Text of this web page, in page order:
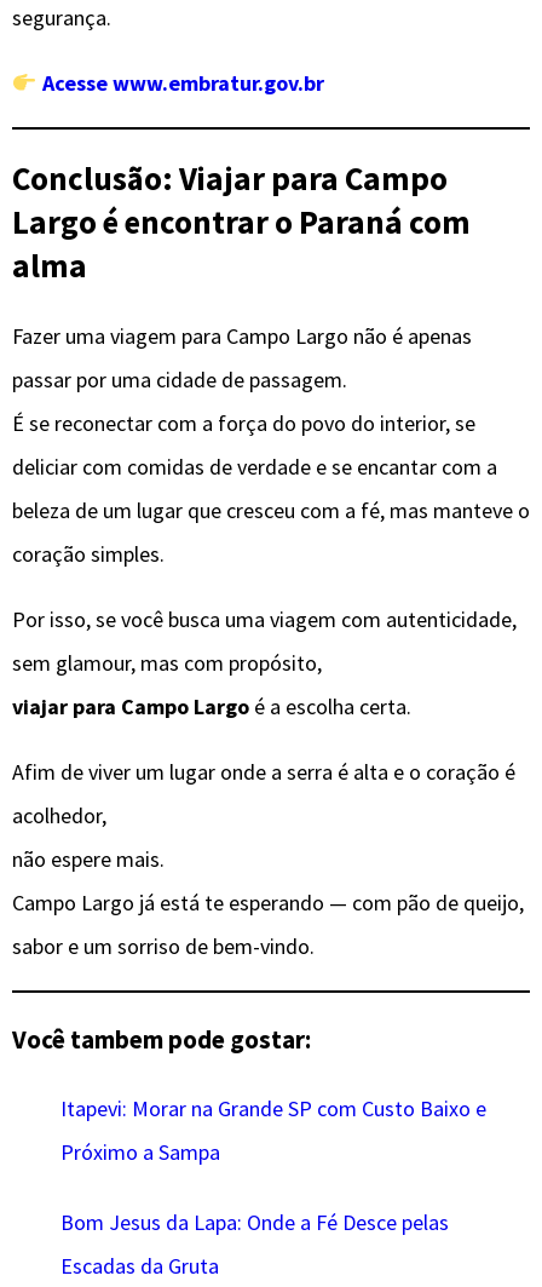
segurança.
Acesse www.embratur.gov.br
Conclusão: Viajar para Campo
Largo é encontrar o Paraná com
alma
Fazer uma viagem para Campo Largo não é apenas
passar por uma cidade de passagem.
É se reconectar com a força do povo do interior, se
deliciar com comidas de verdade e se encantar com a
beleza de um lugar que cresceu com a fé, mas manteve o
coração simples.
Por isso, se você busca uma viagem com autenticidade,
sem glamour, mas com propósito,
viajar para Campo Largo é a escolha certa.
Afim de viver um lugar onde a serra é alta e o coração é
acolhedor,
não espere mais.
Campo Largo já está te esperando — com pão de queijo,
sabor e um sorriso de bem-vindo.
Você tambem pode gostar:
Itapevi: Morar na Grande SP com Custo Baixo e
Próximo a Sampa
Bom Jesus da Lapa: Onde a Fé Desce pelas
Escadas da Gruta